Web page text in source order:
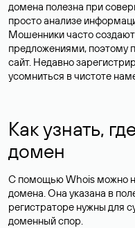
домена полезна при
просто анализе
Мошенники часто
предложениями, поэтому
сайт. Недавно
усомниться в чистоте
Как узнать,
домен
С помощью Whois можно
домена. Она указана в
регистраторе нужны для
доменный спор.